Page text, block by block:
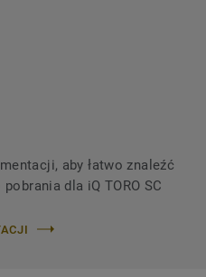
aby łatwo znaleźć
dla iQ TORO SC